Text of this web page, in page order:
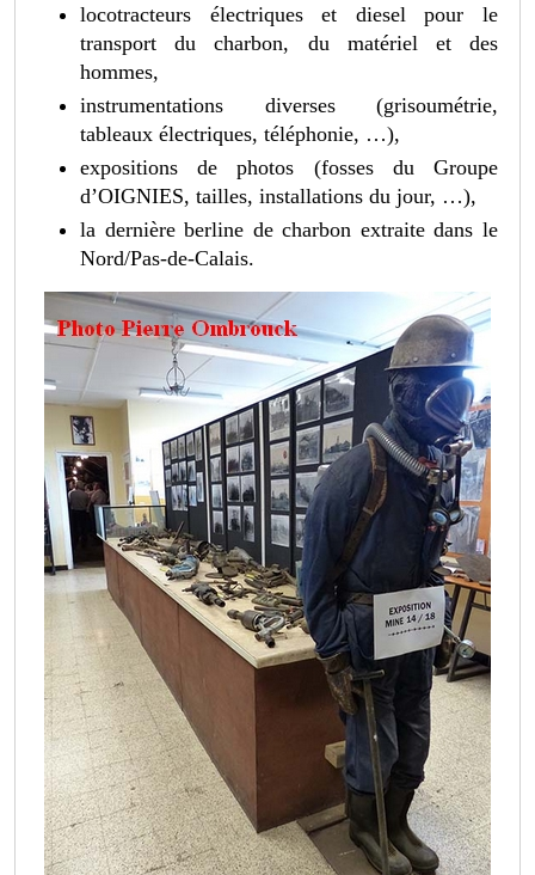
locotracteurs électriques et diesel pour le
transport du charbon, du matériel et des
hommes,
instrumentations diverses (grisoumétrie,
tableaux électriques, téléphonie, …),
expositions de photos (fosses du Groupe
d’OIGNIES, tailles, installations du jour, …),
la dernière berline de charbon extraite dans le
Nord/Pas-de-Calais.